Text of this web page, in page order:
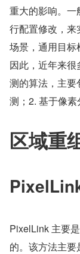
重大的影响。
行配置修改，
场景，通用目标
因此，近年来
测的算法，主要
测；2. 基于像素
区域重
PixelLink 主要
的。该方法主